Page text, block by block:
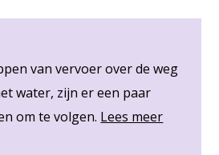
van vervoer over de weg
water, zijn er een paar
om te volgen. Lees meer